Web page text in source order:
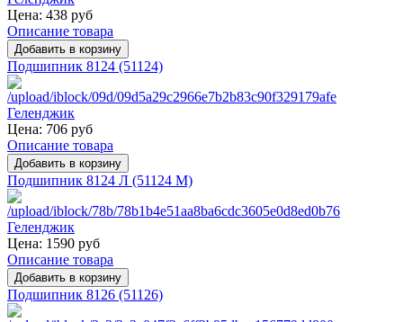
Цена: 438 руб
Описание товара
Подшипник 8124 (51124)
Цена: 706 руб
Описание товара
Подшипник 8124 Л (51124 M)
Цена: 1590 руб
Описание товара
Подшипник 8126 (51126)